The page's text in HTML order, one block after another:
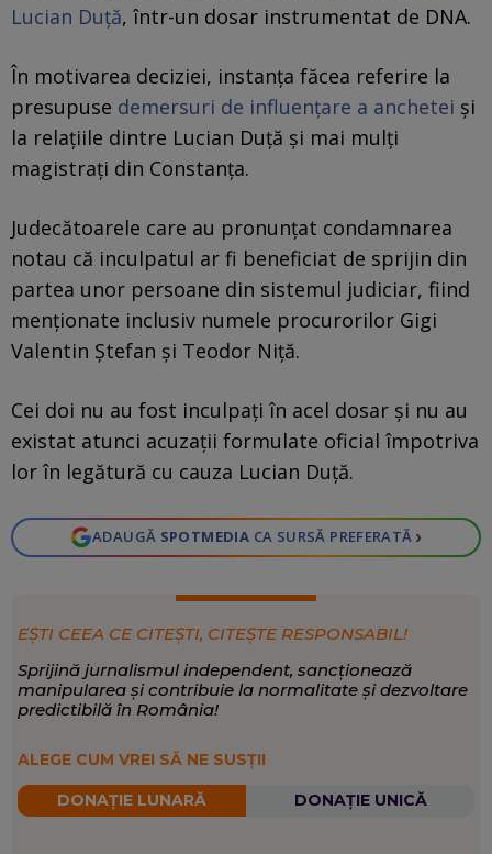
Lucian Duță, într-un dosar instrumentat de DNA.
În motivarea deciziei, instanța făcea referire la
presupuse demersuri de influențare a anchetei și
la relațiile dintre Lucian Duță și mai mulți
magistrați din Constanța.
Judecătoarele care au pronunțat condamnarea
notau că inculpatul ar fi beneficiat de sprijin din
partea unor persoane din sistemul judiciar, fiind
menționate inclusiv numele procurorilor Gigi
Valentin Ștefan și Teodor Niță.
Cei doi nu au fost inculpați în acel dosar și nu au
existat atunci acuzații formulate oficial împotriva
lor în legătură cu cauza Lucian Duță.
ADAUGĂ SPOTMEDIA CA SURSĂ PREFERATĂ ›
EȘTI CEEA CE CITEȘTI, CITEȘTE RESPONSABIL!
Sprijină jurnalismul independent, sancționează
manipularea și contribuie la normalitate și dezvoltare
predictibilă în România!
ALEGE CUM VREI SĂ NE SUSȚII
DONAȚIE LUNARĂ DONAȚIE UNICĂ